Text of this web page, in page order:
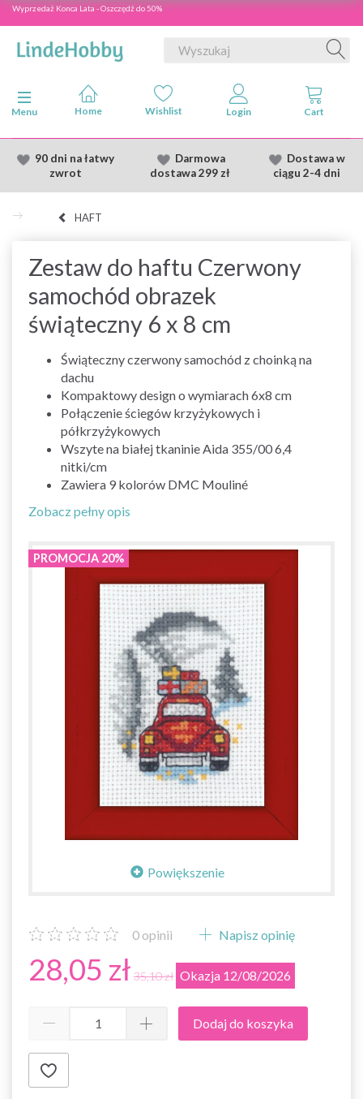
Wyprzedaż Konca Lata - Oszczędź do 50%
Przełącz nawigację
Menu
90 dni na łatwy
zwrot
Darmowa
dostawa299 zł
Dostawaw
ciągu 2-4 dni
HAFT
Zestaw do haftu Czerwony
samochód obrazek
świąteczny 6 x 8 cm
Świąteczny czerwony samochód z choinką na
dachu
Kompaktowy design o wymiarach 6x8 cm
Połączenie ściegów krzyżykowych i
półkrzyżykowych
Wszyte na białej tkaninie Aida 355/00 6,4
nitki/cm
Zawiera 9 kolorów DMC Mouliné
Zobacz pełny opis
PROMOCJA 20%
Powiększenie
0 opinii Napisz opinię
28,05 zł 35,10 zł Okazja 12/08/2026
Dodaj do koszyka